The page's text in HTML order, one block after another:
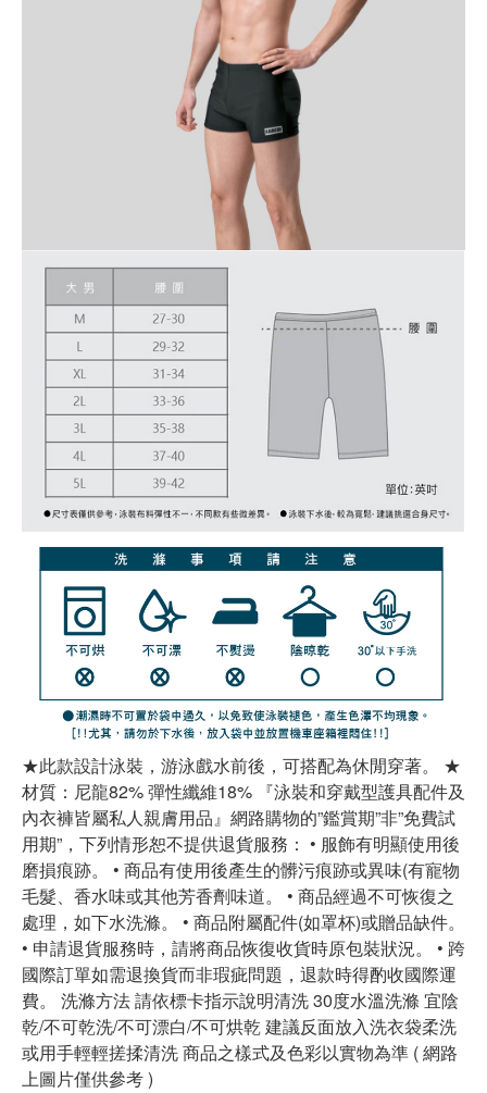
★此款設計泳裝，游泳戲水前後，可搭配為休閒穿著。 ★
材質：尼龍82% 彈性纖維18% 『泳裝和穿戴型護具配件及
內衣褲皆屬私人親膚用品』網路購物的”鑑賞期”非”免費試
用期”，下列情形恕不提供退貨服務： • 服飾有明顯使用後
磨損痕跡。 • 商品有使用後產生的髒污痕跡或異味(有寵物
毛髮、香水味或其他芳香劑味道。 • 商品經過不可恢復之
處理，如下水洗滌。 • 商品附屬配件(如罩杯)或贈品缺件。
• 申請退貨服務時，請將商品恢復收貨時原包裝狀況。 • 跨
國際訂單如需退換貨而非瑕疵問題，退款時得酌收國際運
費。 洗滌方法 請依標卡指示說明清洗 30度水溫洗滌 宜陰
乾/不可乾洗/不可漂白/不可烘乾 建議反面放入洗衣袋柔洗
或用手輕輕搓揉清洗 商品之樣式及色彩以實物為準 ( 網路
上圖片僅供參考 )